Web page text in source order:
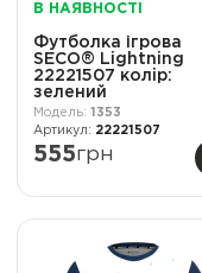
В НАЯВНОСТІ
Футболка ігрова
SECO® Lightning
22221507 колiр:
зелений
1353
22221507
555грн